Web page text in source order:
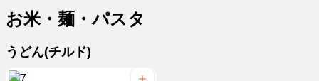
お米・麺・パスタ
うどん(チルド)